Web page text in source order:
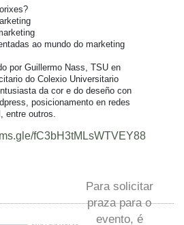
ao mundo do marketing
por Guillermo Nass, TSU en
do Colexio Universitario
da cor e do deseño con
posicionamento en redes
entre outros.
fC3bH3tMLsWTVEY88
Para solicitar
praza para o
evento, é